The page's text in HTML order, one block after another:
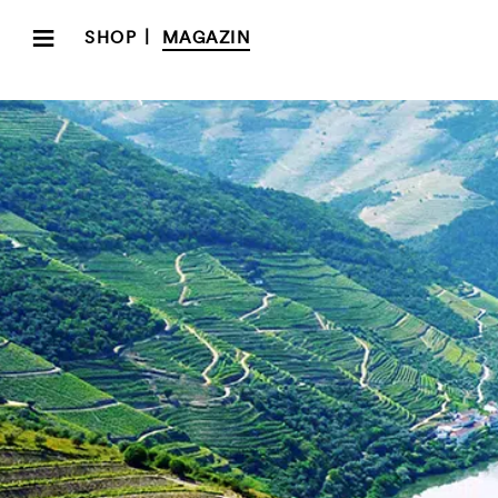
≡ SHOP | MAGAZIN